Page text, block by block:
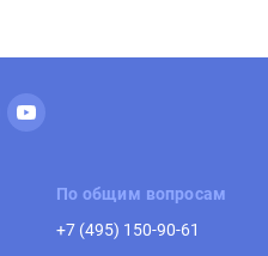
По общим вопросам
+7 (495) 150-90-61